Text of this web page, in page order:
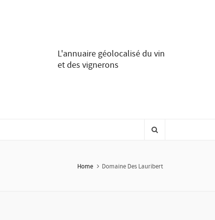
L'annuaire géolocalisé du vin
et des vignerons
Home Domaine Des Lauribert